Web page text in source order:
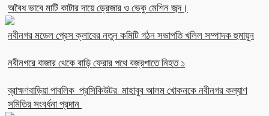
অবৈধ ভাবে মাটি কাটার দায়ে ড্রেজার ও ভেকু মেশিন জব্দ।
নবীনগর মডেল প্রেস ক্লাবের নতুন কমিটি গঠন সভাপতি খলিল সম্পাদক হুমায়ূন
নবীনগরে বাজার থেকে বাড়ি ফেরার পথে বজ্রপাতে নিহত ১
ব্রাহ্মণবাড়িয়া পাবলিক প্রসিকিউটর মাহাবুব আলম খোকনকে নবীনগর কল্যাণ
সমিতির সংবর্ধনা প্রদান